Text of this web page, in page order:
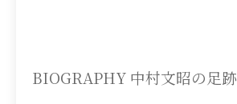
BIOGRAPHY 中村文昭の足跡